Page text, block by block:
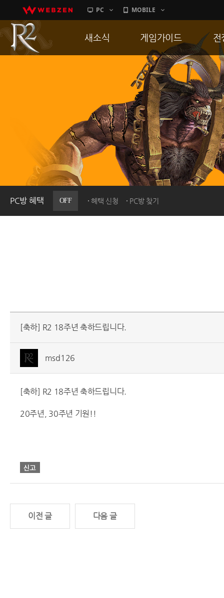
PC MOBILE
PC방 혜택 OFF 혜택 신청 PC방 찾기
새소식
이벤트
히스토리
PC방으로간다
게임가이드
게임 특징
서버가이드
신병훈련소
세부가이드
통합보급센터
전
통
공
[축하] R2 18주년 축하드립니다.
msd126
[축하] R2 18주년 축하드립니다.
20주년, 30주년 기원!!
이전 글 다음 글